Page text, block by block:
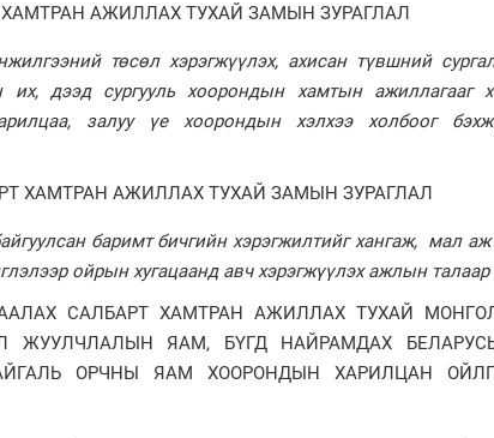
АЖИЛЛАХ ТУХАЙ ЗАМЫН ЗУРАГЛАЛ
төсөл хэрэгжүүлэх, ахисан түвшний
их, дээд сургууль хоорондын хамтын ажиллагааг
залуу үе хоорондын хэлхээ холбоог
ХАМТРАН АЖИЛЛАХ ТУХАЙ ЗАМЫН ЗУРАГЛАЛ
баримт бичгийн хэрэгжилтийг хангаж, мал
ойрын хугацаанд авч хэрэгжүүлэх ажлын талаар
САЛБАРТ ХАМТРАН АЖИЛЛАХ ТУХАЙ
ЖУУЛЧЛАЛЫН ЯАМ, БҮГД НАЙРАМДАХ
ОРЧНЫ ЯАМ ХООРОНДЫН ХАРИЛЦАН